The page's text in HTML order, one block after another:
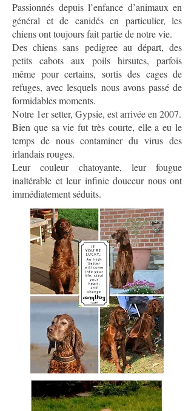
Passionnés depuis l’enfance d’animaux en
général et de canidés en particulier, les
chiens ont toujours fait partie de notre vie.
Des chiens sans pedigree au départ, des
petits cabots aux poils hirsutes, parfois
même pour certains, sortis des cages de
refuges, avec lesquels nous avons passé de
formidables moments.
Notre 1er setter, Gypsie, est arrivée en 2007.
Bien que sa vie fut très courte, elle a eu le
temps de nous contaminer du virus des
irlandais rouges.
Leur couleur chatoyante, leur fougue
inaltérable et leur infinie douceur nous ont
immédiatement séduits.